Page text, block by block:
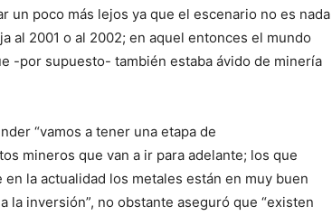
un poco más lejos ya que el escenario no es nada
al 2001 o al 2002; en aquel entonces el mundo
-por supuesto- también estaba ávido de minería
“vamos a tener una etapa de
mineros que van a ir para adelante; los que
la actualidad los metales están en muy buen
la inversión”, no obstante aseguró que “existen